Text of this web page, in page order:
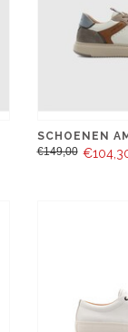
SCHOENEN
€149,00